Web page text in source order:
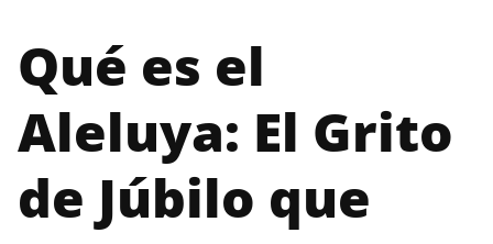
Qué es el
Aleluya: El Grito
de Júbilo que